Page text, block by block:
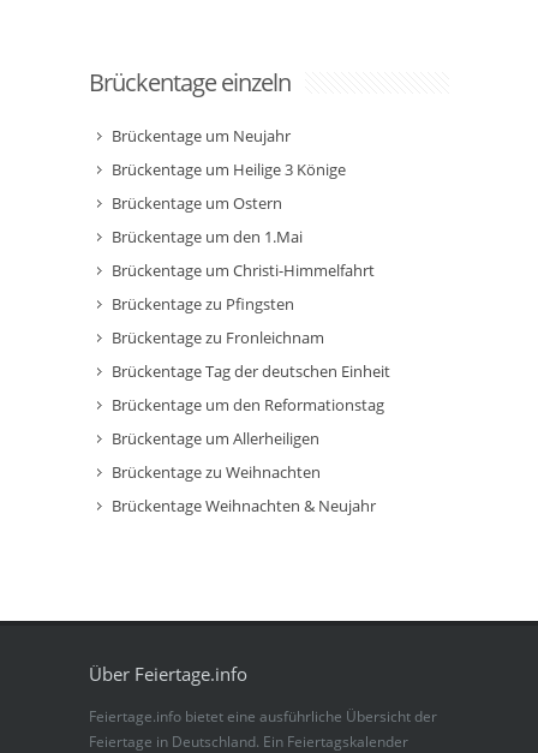
Brückentage einzeln
Brückentage um Neujahr
Brückentage um Heilige 3 Könige
Brückentage um Ostern
Brückentage um den 1.Mai
Brückentage um Christi-Himmelfahrt
Brückentage zu Pfingsten
Brückentage zu Fronleichnam
Brückentage Tag der deutschen Einheit
Brückentage um den Reformationstag
Brückentage um Allerheiligen
Brückentage zu Weihnachten
Brückentage Weihnachten & Neujahr
Über Feiertage.info
Feiertage.info bietet eine ausführliche Übersicht der
Feiertage in Deutschland. Ein Feiertagskalender